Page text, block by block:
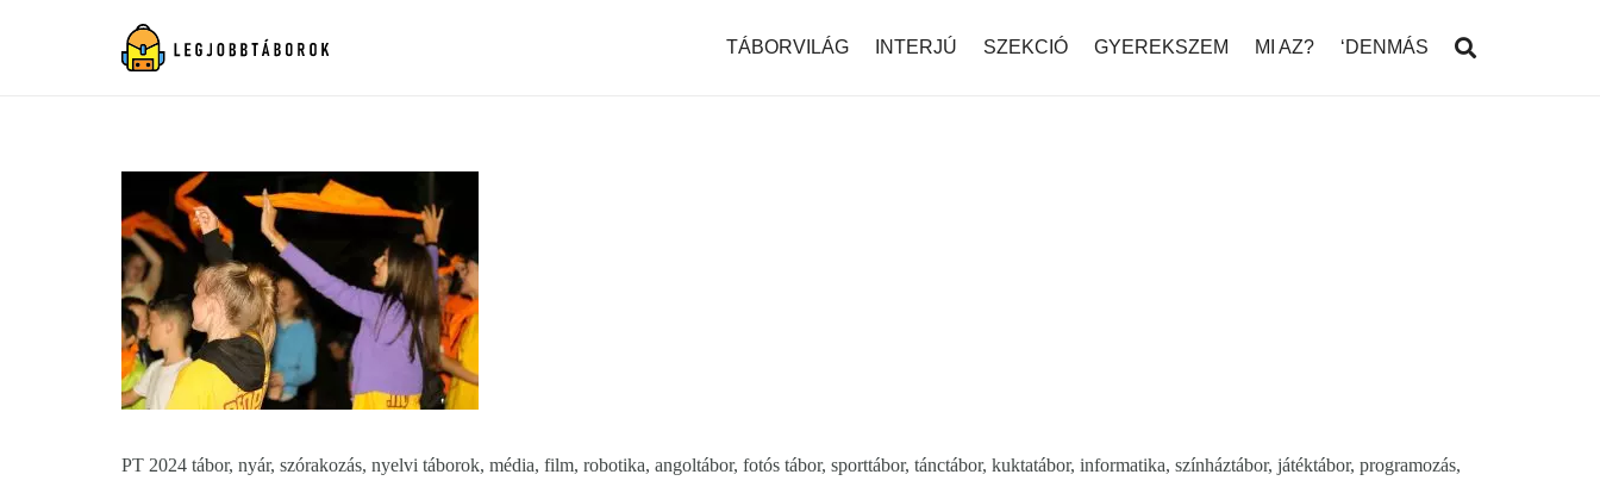
TÁBORVILÁG INTERJÚ SZEKCIÓ GYEREKSZEM MI AZ? ‘DENMÁS
PT 2024 tábor, nyár, szórakozás, nyelvi táborok, média, film, robotika, angoltábor, fotós tábor, sporttábor, tánctábor, kuktatábor, informatika, színháztábor, játéktábor, programozás,